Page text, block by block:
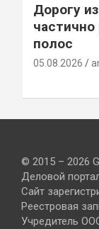
Дорогу
полос
05.08.2026
© 2015 – 2026
Деловой
Сайт
Реестровая
Учредитель